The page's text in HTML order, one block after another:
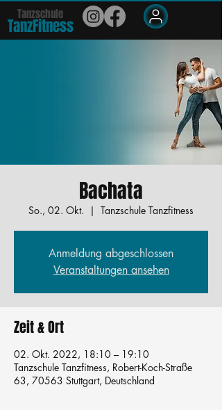
Tanzschule
TanzFitness
Bachata
So., 02. Okt.
  |
Tanzschule Tanzfitness
Anmeldung abgeschlossen
Veranstaltungen ansehen
Zeit & Ort
02. Okt. 2022, 18:10 – 19:10
Tanzschule Tanzfitness, Robert-Koch-Straße
63, 70563 Stuttgart, Deutschland